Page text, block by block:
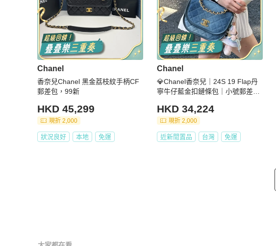
Chanel
香奈兒Chanel 黑金荔枝紋手柄CF
郵差包，99新
HKD 45,299
現折 2,000
狀況良好 本地 免運
Chanel
💎Chanel香奈兒｜24S 19 Flap丹
寧牛仔藍金扣鏈條包｜小號郵差包
HKD 34,224
現折 2,000
近新閒置品 台灣 免運